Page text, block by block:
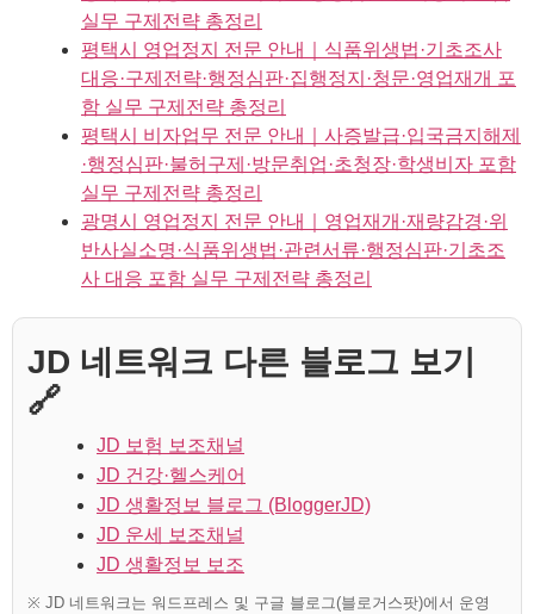
실무 구제전략 총정리
평택시 영업정지 전문 안내｜식품위생법·기초조사
대응·구제전략·행정심판·집행정지·청문·영업재개 포
함 실무 구제전략 총정리
평택시 비자업무 전문 안내｜사증발급·입국금지해제
·행정심판·불허구제·방문취업·초청장·학생비자 포함
실무 구제전략 총정리
광명시 영업정지 전문 안내｜영업재개·재량감경·위
반사실소명·식품위생법·관련서류·행정심판·기초조
사 대응 포함 실무 구제전략 총정리
JD 네트워크 다른 블로그 보기
🔗
JD 보험 보조채널
JD 건강·헬스케어
JD 생활정보 블로그 (BloggerJD)
JD 운세 보조채널
JD 생활정보 보조
※ JD 네트워크는 워드프레스 및 구글 블로그(블로거스팟)에서 운영